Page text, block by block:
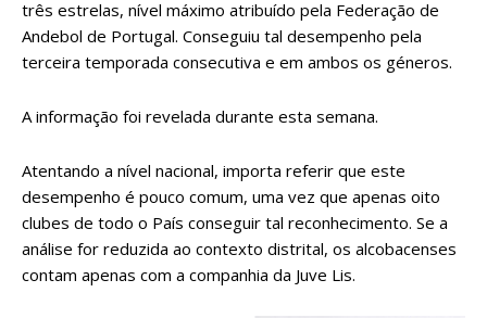
três estrelas, nível máximo atribuído pela Federação de
Andebol de Portugal. Conseguiu tal desempenho pela
terceira temporada consecutiva e em ambos os géneros.
A informação foi revelada durante esta semana.
Atentando a nível nacional, importa referir que este
desempenho é pouco comum, uma vez que apenas oito
clubes de todo o País conseguir tal reconhecimento. Se a
análise for reduzida ao contexto distrital, os alcobacenses
contam apenas com a companhia da Juve Lis.